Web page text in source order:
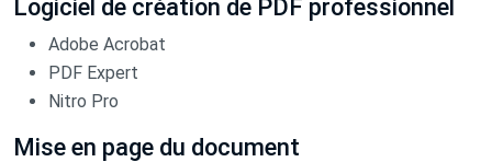
Logiciel de création de PDF professionnel
Adobe Acrobat
PDF Expert
Nitro Pro
Mise en page du document